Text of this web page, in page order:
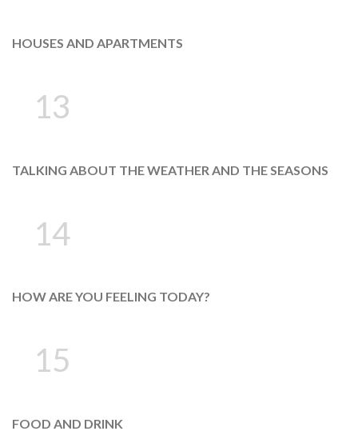
HOUSES AND APARTMENTS
13
TALKING ABOUT THE WEATHER AND THE SEASONS
14
HOW ARE YOU FEELING TODAY?
15
FOOD AND DRINK